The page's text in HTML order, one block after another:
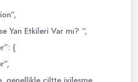
Yan Etkileri Var mı? “,
{